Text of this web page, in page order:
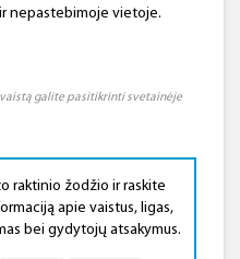
nepastebimoje vietoje.
galite pasitikrinti svetainėje
raktinio žodžio ir raskite
apie vaistus, ligas,
bei gydytojų atsakymus.